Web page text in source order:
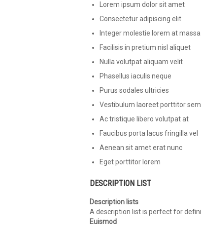
Lorem ipsum dolor sit amet
Consectetur adipiscing elit
Integer molestie lorem at massa
Facilisis in pretium nisl aliquet
Nulla volutpat aliquam velit
Phasellus iaculis neque
Purus sodales ultricies
Vestibulum laoreet porttitor sem
Ac tristique libero volutpat at
Faucibus porta lacus fringilla vel
Aenean sit amet erat nunc
Eget porttitor lorem
DESCRIPTION LIST
Description lists
A description list is perfect for
Euismod